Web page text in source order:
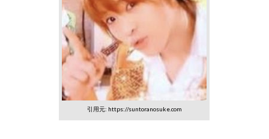
引用元: https://suntoranosuke.com